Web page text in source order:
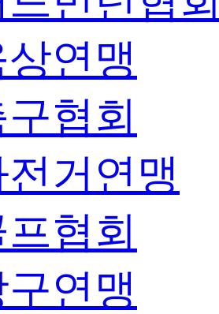
상연맹
구협회
전거연맹
프협회
구연맹